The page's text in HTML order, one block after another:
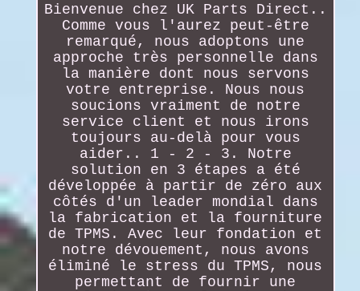
Bienvenue chez UK Parts Direct..
Comme vous l'aurez peut-être
remarqué, nous adoptons une
approche très personnelle dans
la manière dont nous servons
votre entreprise. Nous nous
soucions vraiment de notre
service client et nous irons
toujours au-delà pour vous
aider.. 1 - 2 - 3. Notre
solution en 3 étapes a été
développée à partir de zéro aux
côtés d'un leader mondial dans
la fabrication et la fourniture
de TPMS. Avec leur fondation et
notre dévouement, nous avons
éliminé le stress du TPMS, nous
permettant de fournir une